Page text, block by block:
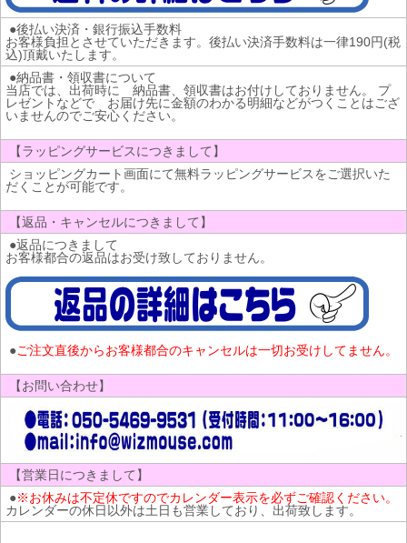
●後払い決済・銀行振込手数料
お客様負担とさせていただきます。後払い決済手数料は一律190円(税
込)頂戴いたします。
●納品書・領収書について
当店では、出荷時に 納品書、領収書はお付けしておりません。 プ
レゼントなどで お届け先に金額のわかる明細などがつくことはござ
いませんのでご安心ください。
【ラッピングサービスにつきまして】
ショッピングカート画面にて無料ラッピングサービスをご選択いた
だくことが可能です。
【返品・キャンセルにつきまして】
●返品につきまして
お客様都合の返品はお受け致しておりません。
●ご注文直後からお客様都合のキャンセルは一切お受けしてません。
【お問い合わせ】
【営業日につきまして】
●※お休みは不定休ですのでカレンダー表示を必ずご確認ください。
カレンダーの休日以外は土日も営業しており、出荷致します。